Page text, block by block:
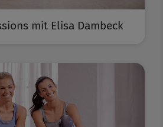
mit Elisa Dambeck